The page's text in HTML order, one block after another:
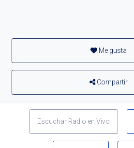
Me gusta
Compartir
Escuchar Radio en Vivo